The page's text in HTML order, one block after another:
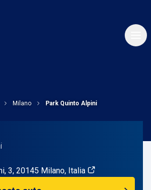
Milano Park Quinto Alpini
3, 20145 Milano, Italia